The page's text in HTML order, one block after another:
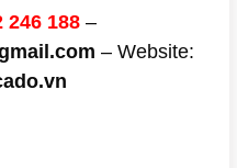
246 188 –
– Website: